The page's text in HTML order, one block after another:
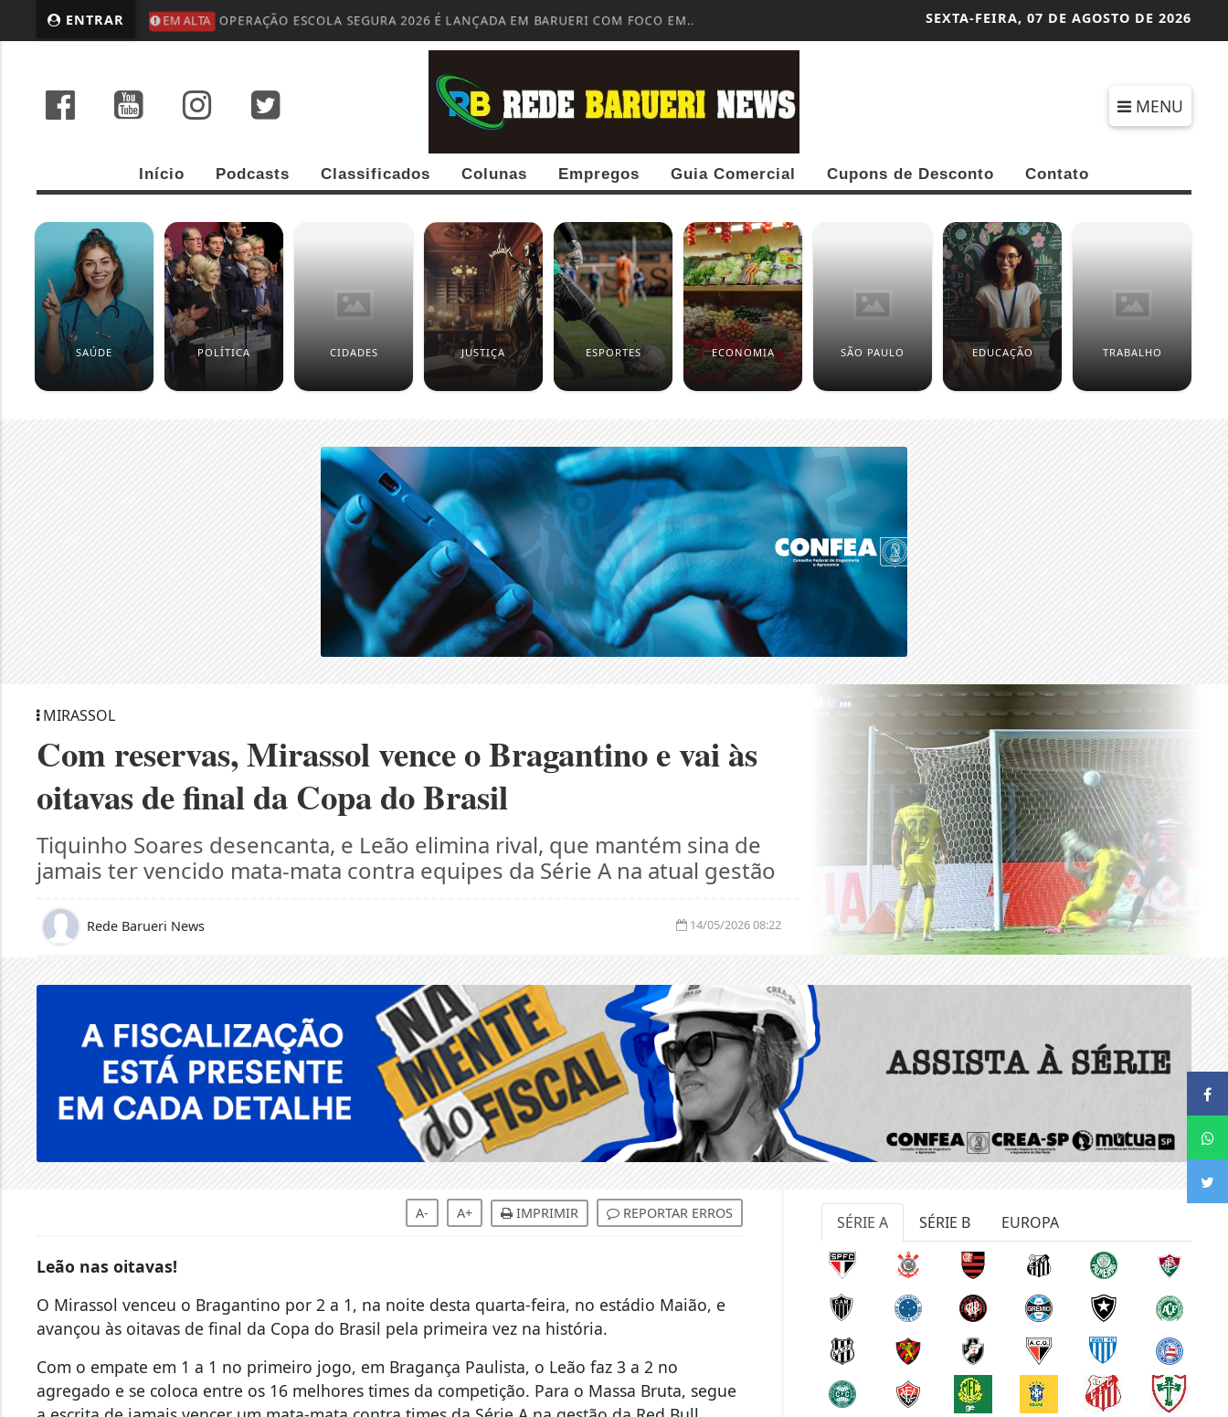
ENTRAR EM ALTA OPERAÇÃO ESCOLA SEGURA 2026 É LANÇADA EM BARUERI COM FOCO EM... SEXTA-FEIRA, 07 DE AGOSTO DE 2026
MENU
Início Podcasts Classificados Colunas Empregos Guia Comercial Cupons de Desconto Contato
SAÚDE POLÍTICA CIDADES JUSTIÇA ESPORTES ECONOMIA SÃO PAULO EDUCAÇÃO TRABALHO
MIRASSOL
Com reservas, Mirassol vence o Bragantino e vai às
oitavas de final da Copa do Brasil
Tiquinho Soares desencanta, e Leão elimina rival, que mantém sina de
jamais ter vencido mata-mata contra equipes da Série A na atual gestão
O Mirassol venceu o Bragantino por 2 a 1, na noite desta quarta-feira, no estádio Maião, e
avançou às oitavas de final da Copa do Brasil pela primeira vez na história.
Com o empate em 1 a 1 no primeiro jogo, em Bragança Paulista, o Leão faz 3 a 2 no
agregado e se coloca entre os 16 melhores times da competição. Para o Massa Bruta, segue
a escrita de jamais vencer um mata-mata contra times da Série A na gestão da Red Bull
(desde 2019).
SÉRIE A SÉRIE B EUROPA